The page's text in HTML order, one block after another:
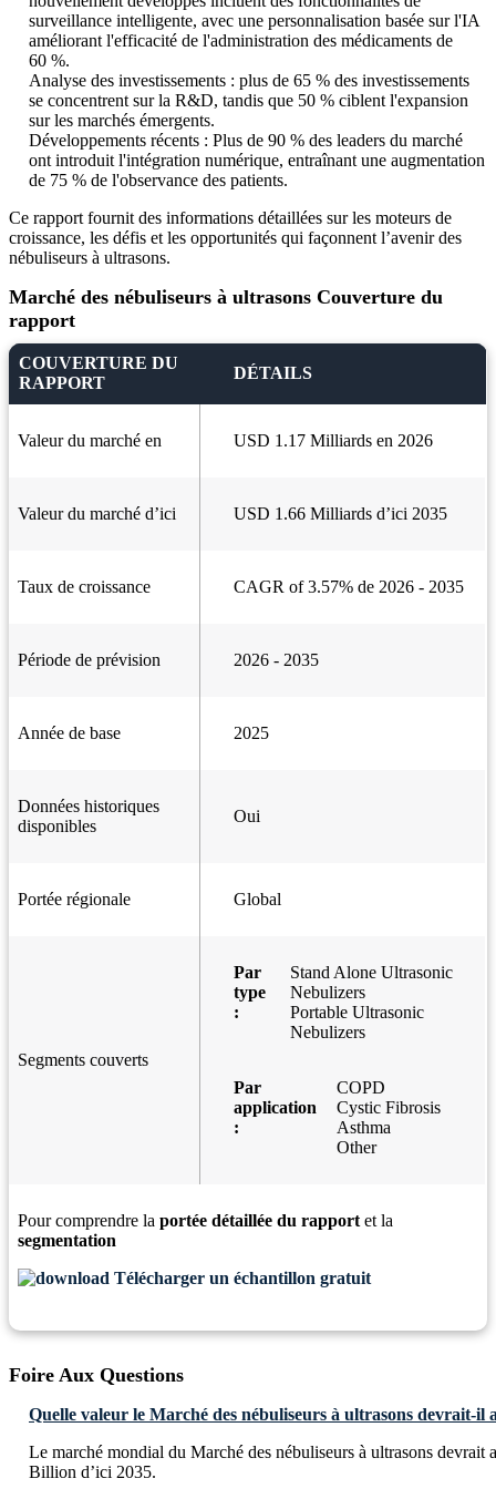
surveillance intelligente, avec une personnalisation basée sur l'IA
améliorant l'efficacité de l'administration des médicaments de
60 %.
Analyse des investissements : plus de 65 % des investissements
se concentrent sur la R&D, tandis que 50 % ciblent l'expansion
sur les marchés émergents.
Développements récents : Plus de 90 % des leaders du marché
ont introduit l'intégration numérique, entraînant une augmentation
de 75 % de l'observance des patients.
Ce rapport fournit des informations détaillées sur les moteurs de
croissance, les défis et les opportunités qui façonnent l’avenir des
nébuliseurs à ultrasons.
Marché des nébuliseurs à ultrasons Couverture du
rapport
COUVERTURE DU
RAPPORT
DÉTAILS
Valeur du marché en USD 1.17 Milliards en 2026
Valeur du marché d’ici USD 1.66 Milliards d’ici 2035
Taux de croissance CAGR of 3.57% de 2026 - 2035
Période de prévision 2026 - 2035
Année de base 2025
Données historiques
disponibles
Oui
Portée régionale Global
Segments couverts
Par
type
:
Stand Alone Ultrasonic
Nebulizers
Portable Ultrasonic
Nebulizers
Par
application
:
COPD
Cystic Fibrosis
Asthma
Other
Pour comprendre la portée détaillée du rapport et la
segmentation
Télécharger un échantillon gratuit
Foire Aux Questions
Quelle valeur le Marché des nébuliseurs à ultrasons devrait-il
Le marché mondial du Marché des nébuliseurs à ultrasons devrait
Billion d’ici 2035.